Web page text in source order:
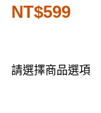
NT$599
請選擇商品選項